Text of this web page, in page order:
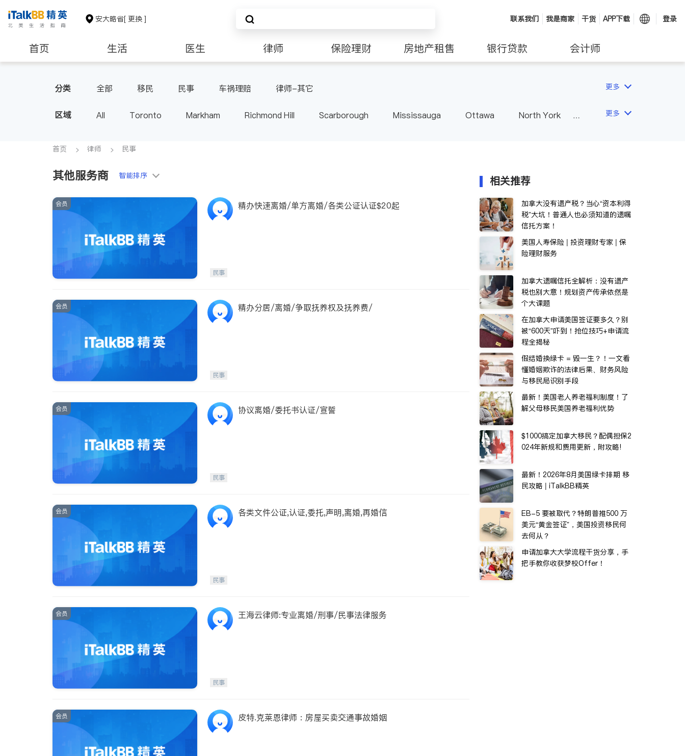
安大略省[ 更换 ] 联系我们 我是商家 干货 APP下载 登录
首页 生活 医生 律师 保险理财 房地产租售 银行贷款 会计师
分类 全部 移民 民事 车祸理赔 律师-其它 更多
区域 All Toronto Markham Richmond Hill Scarborough Mississauga Ottawa
North York
Aurora
更多
首页 律师 民事
其他服务商 智能排序
会员 精办快速离婚/单方离婚/各类公证认证$20起
民事
会员 精办分居/离婚/争取抚养权及抚养费/
民事
会员 协议离婚/委托书认证/宣誓
民事
会员 各类文件公证,认证,委托,声明,离婚,再婚信
民事
会员 王海云律师:专业离婚/刑事/民事法律服务
民事
会员 皮特.克莱恩律师：房屋买卖交通事故婚姻
相关推荐
加拿大没有遗产税？当心“资本利得
税”大坑！普通人也必须知道的遗嘱
信托方案！
美国人寿保险 | 投资理财专家 | 保
险理财服务
加拿大遗嘱信托全解析：没有遗产
税也别大意！规划资产传承依然是
个大课题
在加拿大申请美国签证要多久？别
被“600天”吓到！抢位技巧+申请流
程全揭秘
假结婚换绿卡 = 毁一生？！一文看
懂婚姻欺诈的法律后果、财务风险
与移民局识别手段
最新！美国老人养老福利制度！了
解父母移民美国养老福利优势
$1000搞定加拿大移民？配偶担保2
024年新规和费用更新，附攻略!
最新！2026年8月美国绿卡排期 移
民攻略 | iTalkBB精英
EB-5 要被取代？特朗普推500 万
美元“黄金签证”，美国投资移民何
去何从？
申请加拿大大学流程干货分享，手
把手教你收获梦校Offer！